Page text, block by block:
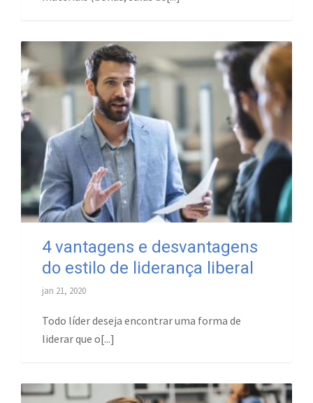
4 vantagens e desvantagens
do estilo de liderança liberal
jan 21, 2020
Todo líder deseja encontrar uma forma de
liderar que o[...]